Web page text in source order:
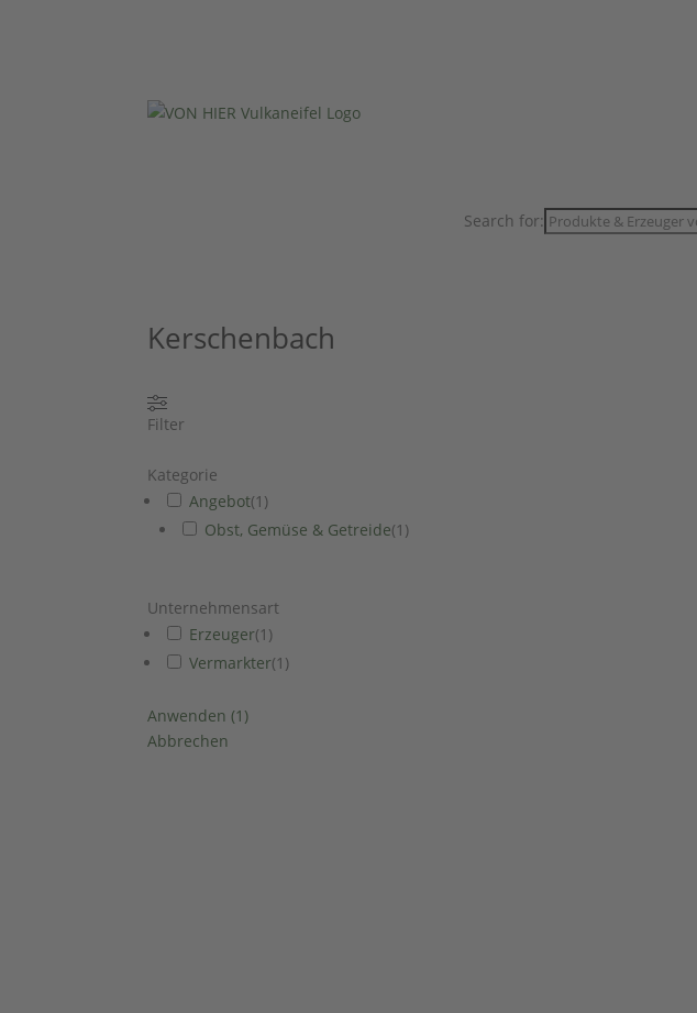
Search for:
Kerschenbach
Filter
Kategorie
Angebot(1 )
Obst, Gemüse & Getreide(1 )
Unternehmensart
Erzeuger(1 )
Vermarkter(1 )
Anwenden(1 )
Abbrechen